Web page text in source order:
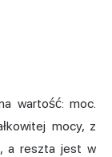
wartość: moc.
mocy, z
a reszta jest w